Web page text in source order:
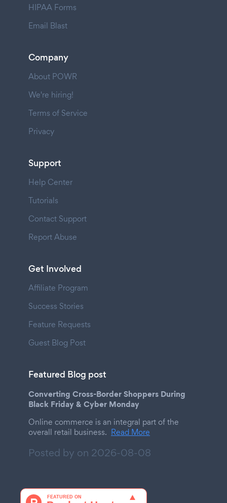
HIPAA Forms
Email Blast
Company
About POWR
We're hiring!
Terms of Service
Privacy
Support
Help Center
Tutorials
Contact Support
Report Abuse
Get Involved
Affiliate Program
Success Stories
Feature Requests
Guest Blog Post
Featured Blog post
Converting Cross-Border Shoppers During
Black Friday & Cyber Monday
Online commerce is an integral part of the
overall retail business. Read More
Posted by on 2026-08-08